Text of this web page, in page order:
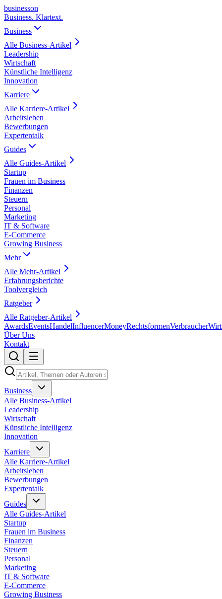
businesson
Business. Klartext.
Business
Alle Business-Artikel
Leadership
Wirtschaft
Künstliche Intelligenz
Innovation
Karriere
Alle Karriere-Artikel
Arbeitsleben
Bewerbungen
Expertentalk
Guides
Alle Guides-Artikel
Startup
Frauen im Business
Finanzen
Steuern
Personal
Marketing
IT & Software
E-Commerce
Growing Business
Mehr
Alle Mehr-Artikel
Erfahrungsberichte
Toolvergleich
Ratgeber
Alle Ratgeber-Artikel
AwardsEventsHandelInfluencerMoneyRechtsformenVerbraucher
Über Uns
Kontakt
Business
Alle Business-Artikel
Leadership
Wirtschaft
Künstliche Intelligenz
Innovation
Karriere
Alle Karriere-Artikel
Arbeitsleben
Bewerbungen
Expertentalk
Guides
Alle Guides-Artikel
Startup
Frauen im Business
Finanzen
Steuern
Personal
Marketing
IT & Software
E-Commerce
Growing Business